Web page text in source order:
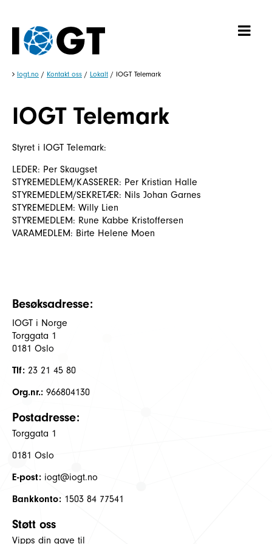
Iogt.no / Kontakt oss / Lokalt / IOGT Telemark
IOGT Telemark
Styret i IOGT Telemark:
LEDER: Per Skaugset
STYREMEDLEM/KASSERER: Per Kristian Halle
STYREMEDLEM/SEKRETÆR: Nils Johan Garnes
STYREMEDLEM: Willy Lien
STYREMEDLEM: Rune Kabbe Kristoffersen
VARAMEDLEM: Birte Helene Moen
Besøksadresse:
IOGT i Norge
Torggata 1
0181 Oslo
Tlf: 23 21 45 80
Org.nr.: 966804130
Postadresse:
Torggata 1
0181 Oslo
E-post: iogt@iogt.no
Bankkonto: 1503 84 77541
Støtt oss
Vipps din gave til